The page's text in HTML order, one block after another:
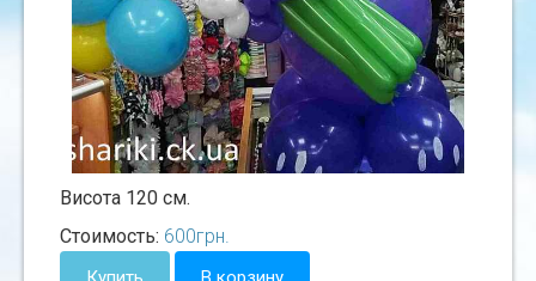
Висота 120 см.
Стоимость: 600грн.